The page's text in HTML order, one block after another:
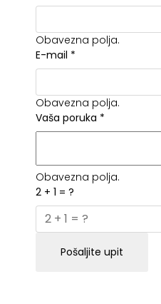
Obavezna polja.
E-mail *
Obavezna polja.
Vaša poruka *
Obavezna polja.
2 + 1 = ?
Pošaljite upit